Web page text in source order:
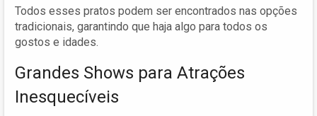
Todos esses pratos podem ser encontrados nas opções
tradicionais, garantindo que haja algo para todos os
gostos e idades.
Grandes Shows para Atrações
Inesquecíveis